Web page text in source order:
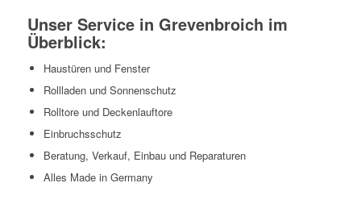
Unser Service in Grevenbroich im
Überblick:
Haustüren und Fenster
Rollladen und Sonnenschutz
Rolltore und Deckenlauftore
Einbruchsschutz
Beratung, Verkauf, Einbau und Reparaturen
Alles Made in Germany